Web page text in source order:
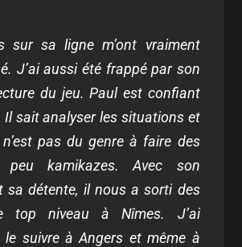
sur sa ligne m’ont vraiment
J’ai aussi été frappé par son
du jeu. Paul est confiant
Il sait analyser les situations et
pas du genre à faire des
kamikazes. Avec son
sa détente, il nous a sorti des
top niveau à Nîmes. J’ai
le suivre à Angers et même à